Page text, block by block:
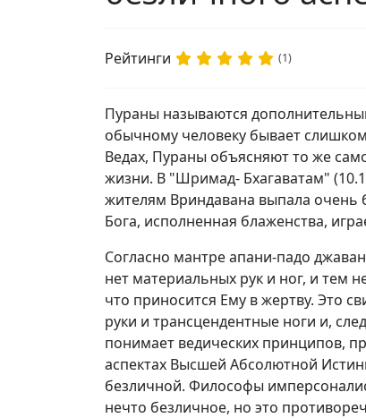
Рейтинги (1)
Пураны называются
обычному человеку бывает
Ведах, Пураны объясняют то же
жизни. В "Шримад- Бхагаватам"
жителям Вриндавана выпала
Бога, исполненная блаженства,
Согласно мантре апани-падо
нет материальных рук и ног, и тем
что приносится Ему в жертву. Это
руки и трансцендентные ноги и,
понимает ведических принципов,
аспектах Высшей Абсолютной
безличной. Философы
нечто безличное, но это